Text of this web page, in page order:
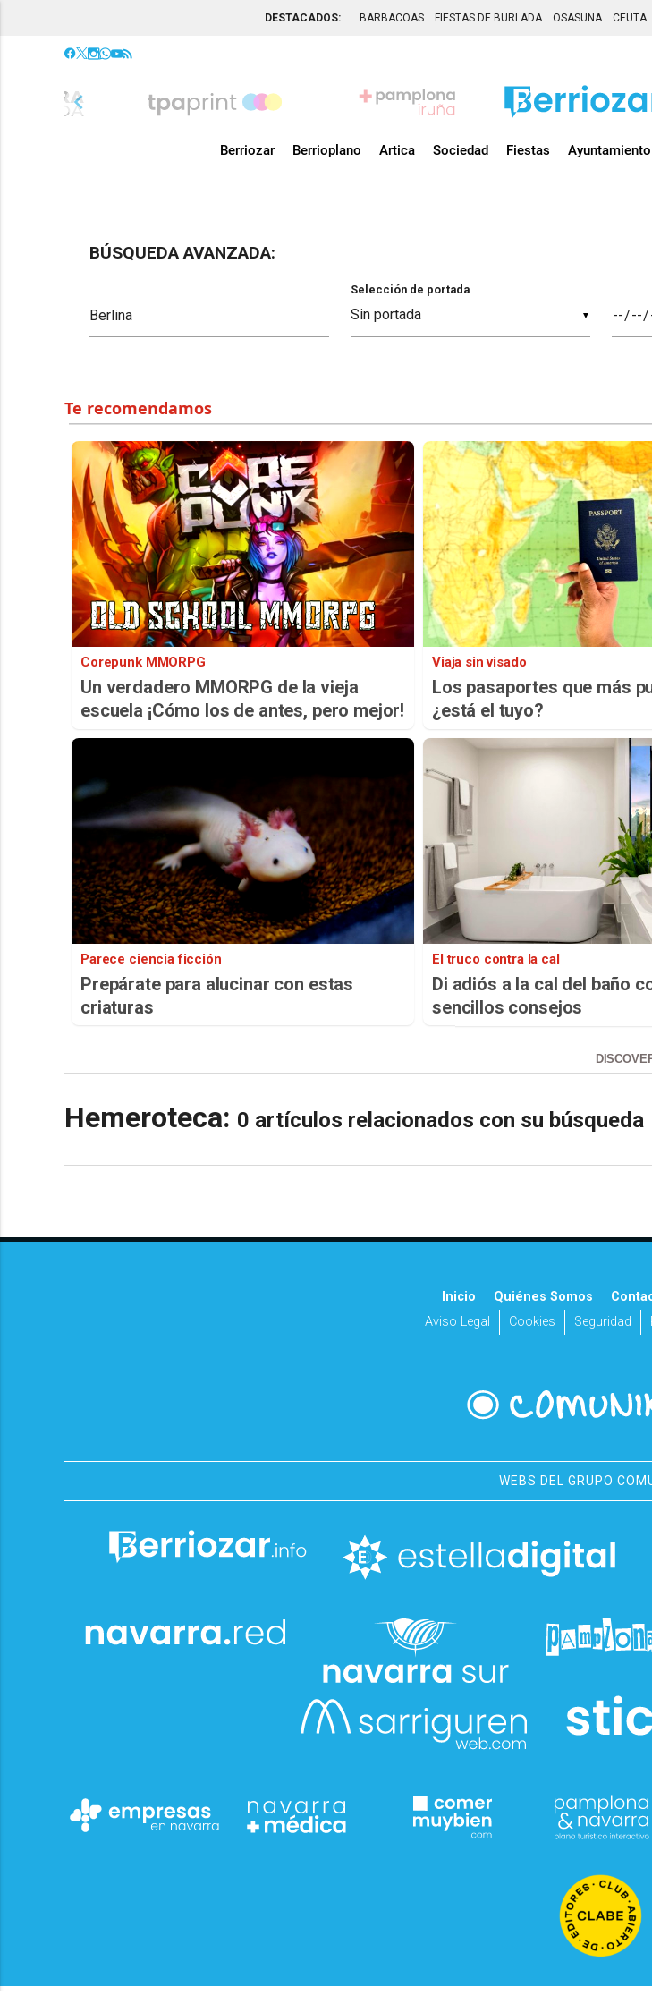
DESTACADOS: BARBACOAS FIESTAS DE BURLADA OSASUNA CEUTA
chevron_left
Berriozar Berrioplano Artica Sociedad Fiestas Ayuntamiento
BÚSQUEDA AVANZADA:
▼
Selección de portada
Corepunk MMORPG
Un verdadero MMORPG de la vieja
escuela ¡Cómo los de antes, pero mejor!
Viaja sin visado
Los pasaportes que más
¿está el tuyo?
Parece ciencia ficción
Prepárate para alucinar con estas
criaturas
El truco contra la cal
Di adiós a la cal del baño
sencillos consejos
Hemeroteca: 0 artículos relacionados con su búsqueda
Inicio Quiénes Somos
Aviso Legal
Cookies Seguridad
WEBS DEL GRUPO